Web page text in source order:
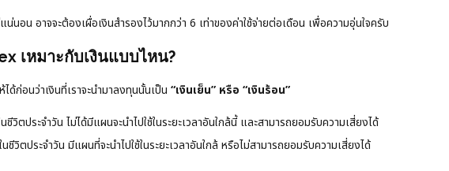
อน อาจจะต้องเผื่อเงินสำรองไว้มากกว่า 6 เท่าของค่าใช้จ่ายต่อเดือน เพื่อความอุ่นใจครับ
เหมาะกับเงินแบบไหน?
ด้ก่อนว่าเงินที่เราจะนำมาลงทุนนั้นเป็น “เงินเย็น” หรือ “เงินร้อน”
นชีวิตประจำวัน ไม่ได้มีแผนจะนำไปใช้ในระยะเวลาอันใกล้นี้ และสามารถยอมรับความเสี่ยงได้
ชีวิตประจำวัน มีแผนที่จะนำไปใช้ในระยะเวลาอันใกล้ หรือไม่สามารถยอมรับความเสี่ยงได้